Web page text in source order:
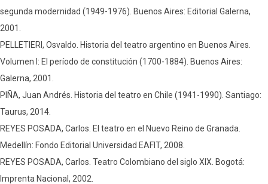
segunda modernidad (1949-1976). Buenos Aires: Editorial Galerna,
2001.
PELLETIERI, Osvaldo. Historia del teatro argentino en Buenos Aires.
Volumen I: El período de constitución (1700-1884). Buenos Aires:
Galerna, 2001.
PIÑA, Juan Andrés. Historia del teatro en Chile (1941-1990). Santiago:
Taurus, 2014.
REYES POSADA, Carlos. El teatro en el Nuevo Reino de Granada.
Medellín: Fondo Editorial Universidad EAFIT, 2008.
REYES POSADA, Carlos. Teatro Colombiano del siglo XIX. Bogotá:
Imprenta Nacional, 2002.